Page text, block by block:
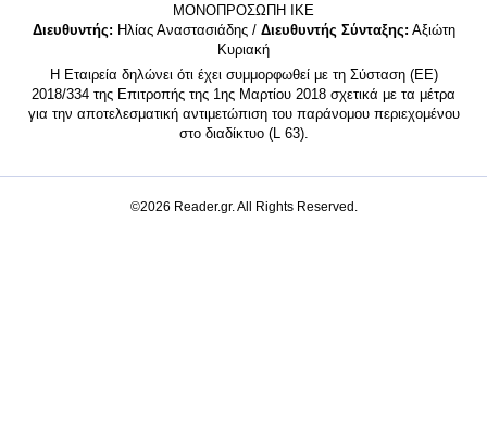
MONΟΠΡΟΣΩΠΗ ΙΚΕ
Διευθυντής: Ηλίας Αναστασιάδης / Διευθυντής Σύνταξης: Αξιώτη
Κυριακή
Η Εταιρεία δηλώνει ότι έχει συμμορφωθεί με τη Σύσταση (ΕΕ)
2018/334 της Επιτροπής της 1ης Μαρτίου 2018 σχετικά με τα μέτρα
για την αποτελεσματική αντιμετώπιση του παράνομου περιεχομένου
στο διαδίκτυο (L 63).
©2026 Reader.gr. All Rights Reserved.